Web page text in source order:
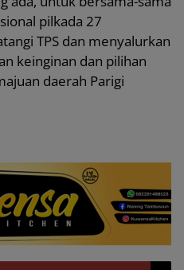
pilkada 27
TPS dan menyalurkan
keinginan dan pilihan
daerah Parigi